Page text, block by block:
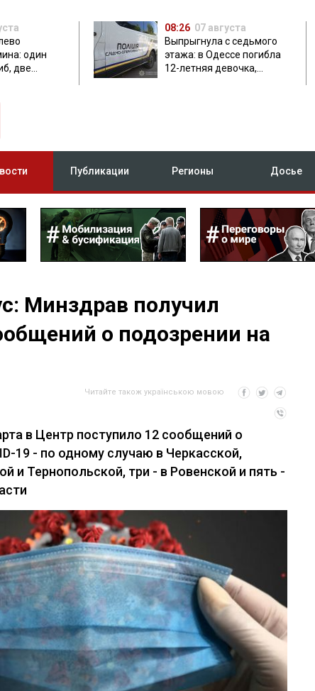
один
две
08:26 07 августа
Выпрыгнула с седьмого
этажа: в Одессе погибла
12-летняя девочка,
Публикации Регионы Досье
Минздрав получил
о подозрении на
Читайте також українською мовою
в Центр поступило 12 сообщений о
19 - по одному случаю в Черкасской,
и Тернопольской, три - в Ровенской и пять -